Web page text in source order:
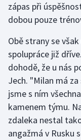
Jezdectví
Krasobruslení
Lezení
Lyže a snowboard
Moderní pětiboj
zápas při
dobou pouze
Obě strany se
spolupráce již
dohodě, že u nás
Jech. "Milan má
jsme s ním
kamenem týmu.
zdaleka nestal
angažmá v Rusku